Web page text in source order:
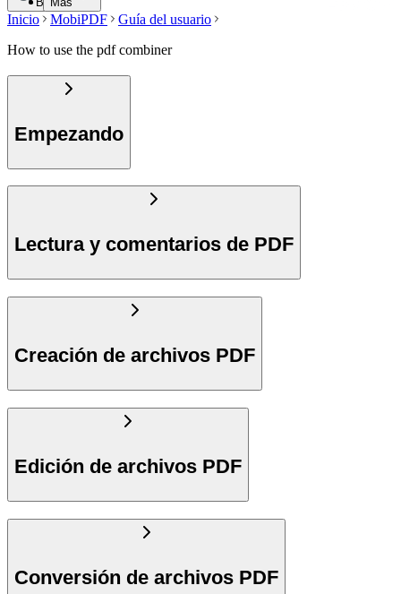
Inicio MobiPDF
Guía del usuario
How to use the pdf combiner
Empezando
Lectura y comentarios de PDF
Creación de archivos PDF
Edición de archivos PDF
Conversión de archivos PDF